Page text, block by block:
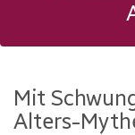
Mit
Alters-